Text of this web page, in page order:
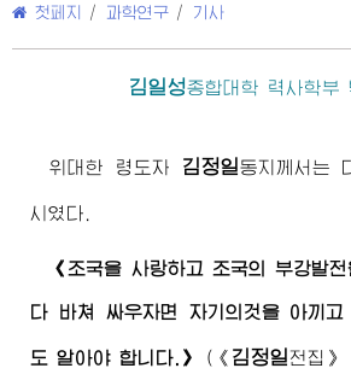
첫페지 / 과학연구 / 기사
김일성종합대학 력사학부
위대한
령도자 김정일동지 께서는
시였다.
《조국을 사랑하고 조국의 부강발
다 바쳐 싸우자면 자기의것을 아끼
도 알아야 합니다.》 ( 《 김정일 전집》